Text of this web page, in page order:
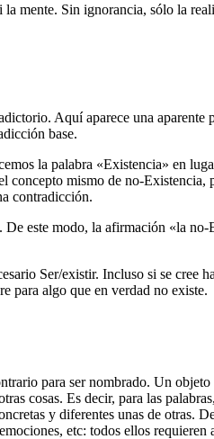
mente. Sin ignorancia, sólo la
Aquí aparece una aparente
base.
la palabra «Existencia» en
concepto mismo de no-Existencia,
contradicción.
este modo, la afirmación «la no-
Ser/existir. Incluso si se cree
para algo que en verdad no existe.
para ser nombrado. Un
cosas. Es decir, para las
y diferentes unas de otras.
etc: todos ellos